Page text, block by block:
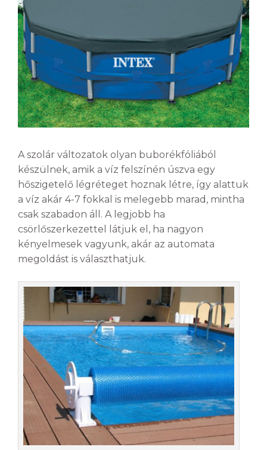
A szolár változatok olyan buborékfóliából
készülnek, amik a víz felszínén úszva egy
hőszigetelő légréteget hoznak létre, így alattuk
a víz akár 4-7 fokkal is melegebb marad, mintha
csak szabadon áll. A legjobb ha
csörlőszerkezettel látjuk el, ha nagyon
kényelmesek vagyunk, akár az automata
megoldást is választhatjuk.